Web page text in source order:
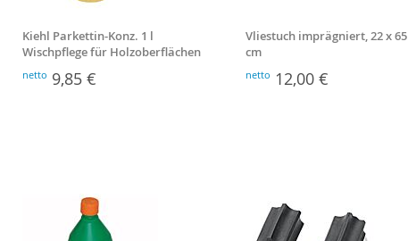
Kiehl Parkettin-Konz. 1 l
Wischpflege für Holzoberflächen
netto 9,85 €
Vliestuch imprägniert, 22 x 65
cm
netto 12,00 €